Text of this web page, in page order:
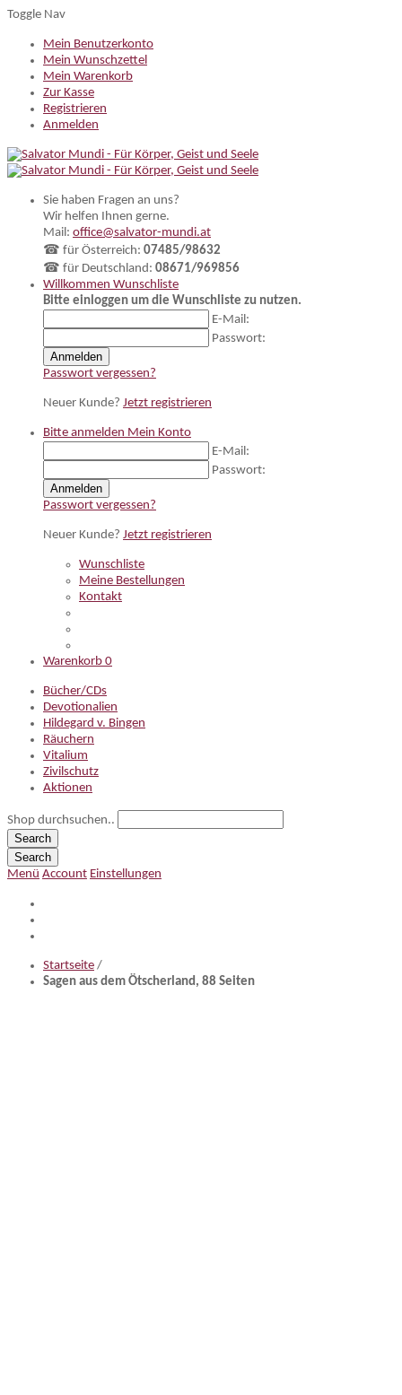
Toggle Nav
Mein Benutzerkonto
Mein Wunschzettel
Mein Warenkorb
Zur Kasse
Registrieren
Anmelden
Sie haben Fragen an uns?
Wir helfen Ihnen gerne.
Mail: office@salvator-mundi.at
☎ für Österreich: 07485/98632
☎ für Deutschland: 08671/969856
Willkommen Wunschliste
Bitte einloggen um die Wunschliste zu nutzen.
E-Mail:
Passwort:
Anmelden
Passwort vergessen?
Neuer Kunde? Jetzt registrieren
Bitte anmelden Mein Konto
E-Mail:
Passwort:
Anmelden
Passwort vergessen?
Neuer Kunde? Jetzt registrieren
Wunschliste
Meine Bestellungen
Kontakt
Warenkorb 0
Bücher/CDs
Devotionalien
Hildegard v. Bingen
Räuchern
Vitalium
Zivilschutz
Aktionen
Shop durchsuchen..
Search
Search
Menü Account Einstellungen
Startseite /
Sagen aus dem Ötscherland, 88 Seiten